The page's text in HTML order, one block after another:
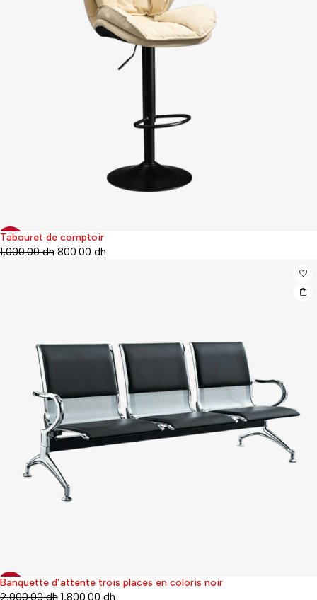
Tabouret de comptoir
1,000.00dh 800.00 dh
10%
Banquette d’attente trois places en coloris noir
2,000.00dh 1,800.00 dh